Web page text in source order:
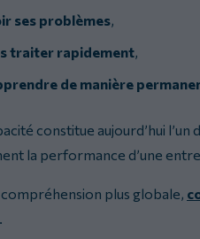
ses problèmes
traiter rapidement
de manière
constitue aujourd’hui
la performance d’une
plus globale,